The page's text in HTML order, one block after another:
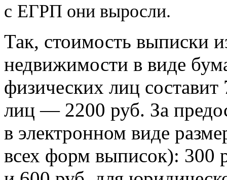
с ЕГРП они выросли.
Так, стоимость выписки
недвижимости в виде
физических лиц
лиц — 2200 руб. За
в электронном виде
всех форм выписок): 300